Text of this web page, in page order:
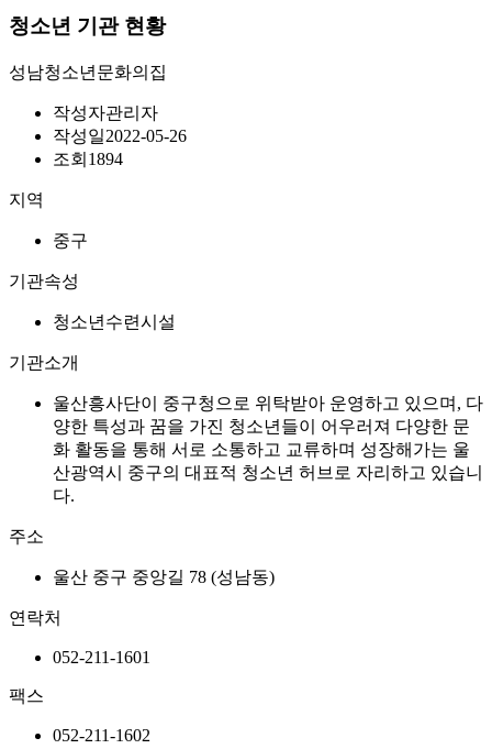
청소년 기관 현황
성남청소년문화의집
작성자관리자
작성일2022-05-26
조회 1894
지역
중구
기관속성
청소년수련시설
기관소개
울산흥사단이 중구청으로 위탁받아 운영하고 있으며, 다
양한 특성과 꿈을 가진 청소년들이 어우러져 다양한 문
화 활동을 통해 서로 소통하고 교류하며 성장해가는 울
산광역시 중구의 대표적 청소년 허브로 자리하고 있습니
다.
주소
울산 중구 중앙길 78 (성남동)
연락처
052-211-1601
팩스
052-211-1602